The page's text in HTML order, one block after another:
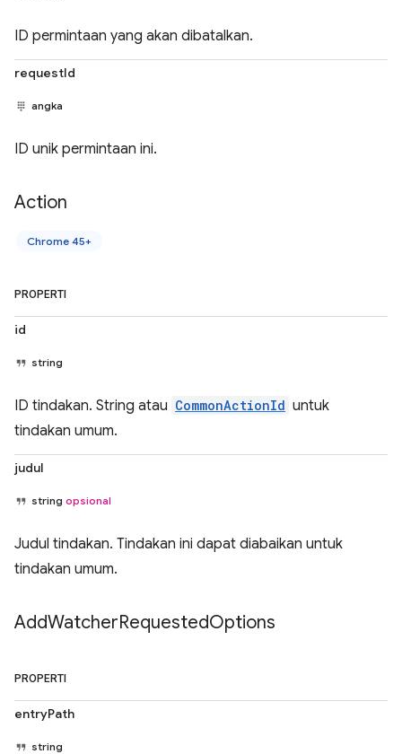
ID permintaan yang akan dibatalkan.
requestId
angka
ID unik permintaan ini.
Action
Chrome 45+
PROPERTI
id
string
ID tindakan. String atau CommonActionId untuk
tindakan umum.
judul
string opsional
Judul tindakan. Tindakan ini dapat diabaikan untuk
tindakan umum.
AddWatcherRequestedOptions
PROPERTI
entryPath
string